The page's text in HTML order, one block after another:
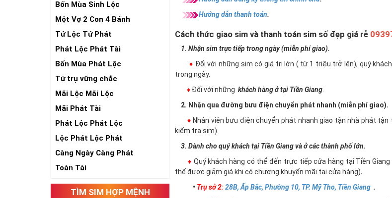
Bốn Mùa Sinh Lộc
Một Vợ 2 Con 4 Bánh
Tứ Lộc Tứ Phát
Phát Lộc Phát Tài
Bốn Mùa Phát Lộc
Tứ trụ vững chắc
Mãi Lộc Mãi Lộc
Mãi Phát Tài
Phát Lộc Phát Lộc
Lộc Phát Lộc Phát
Càng Ngày Càng Phát
Toàn Tài
TÌM SIM HỢP MỆNH
Hướng dẫn thanh toán.
Cách thức giao sim và thanh toán sim số đẹp giá rẻ
1. Nhận sim trực tiếp trong ngày (miễn phí giao).
♦ Đối với những sim có giá trị lớn ( từ 1 triệu trở lên), quý
trong ngày.
♦ Đối với nhữngkhách hàng ở tại Tiền Giang
2. Nhận qua đường bưu điện chuyển phát nhanh (miễn phí giao).
♦ Nhân viên bưu điện chuyển phát nhanh giao tận nhà phát
kiểm tra sim).
3. Dành cho quý khách tại Tiền Giang và ở các thành phố lớn.
♦ Quý khách hàng có thể đến trực tiếp cửa hàng tại Tiền
thể được giảm giá khi có chương khuyến mãi tại cửa hàng).
• Trụ sở 2: 28B, Ấp Bắc, Phường 10, TP. Mỹ Tho, Tiền Giang .